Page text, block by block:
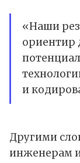
«Наши
ориентир
и
Другими
инженерам